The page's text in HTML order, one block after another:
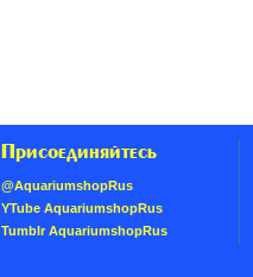
Присоединяйтесь
@AquariumshopRus
YTube AquariumshopRus
Tumblr AquariumshopRus